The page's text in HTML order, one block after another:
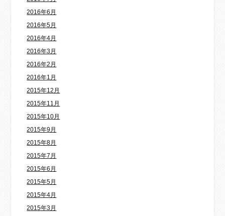
2016年6月
2016年5月
2016年4月
2016年3月
2016年2月
2016年1月
2015年12月
2015年11月
2015年10月
2015年9月
2015年8月
2015年7月
2015年6月
2015年5月
2015年4月
2015年3月